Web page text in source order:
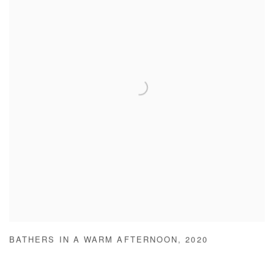
BATHERS IN A WARM AFTERNOON ,2020